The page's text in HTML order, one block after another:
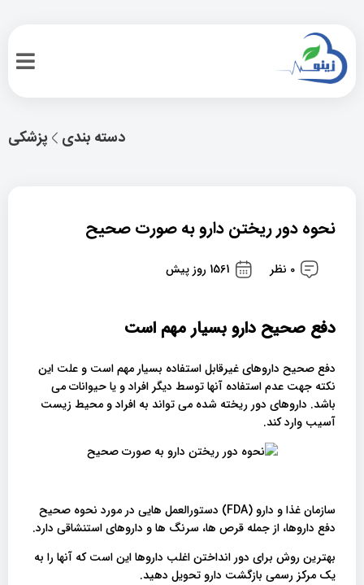
پزشکی دسته بندی
نحوه دور ریختن دارو به صورت صحیح
0 نظر 1561 روز پیش
دفع صحیح دارو بسیار مهم است
دفع صحیح داروهای غیرقابل استفاده بسیار مهم است و علت این
نکته جهت عدم استفاده آنها توسط دیگر افراد و یا حیوانات می
باشد. داروهای دور ریخته شده می تواند به افراد و محیط زیست
آسیب وارد کند.
سازمان غذا و دارو (FDA) دستورالعمل هایی در مورد نحوه صحیح
دفع داروها، از جمله قرص ها، سرنگ ها و داروهای استنشاقی دارد.
بهترین روش برای دور انداختن اغلب داروها این است که آنها را به
یک مرکز رسمی بازگشت دارو تحویل دهید.